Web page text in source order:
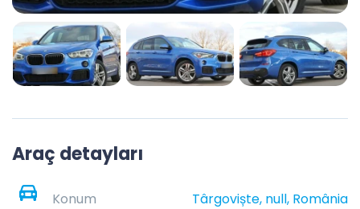
Araç detayları
Konum
Târgoviște, null, România